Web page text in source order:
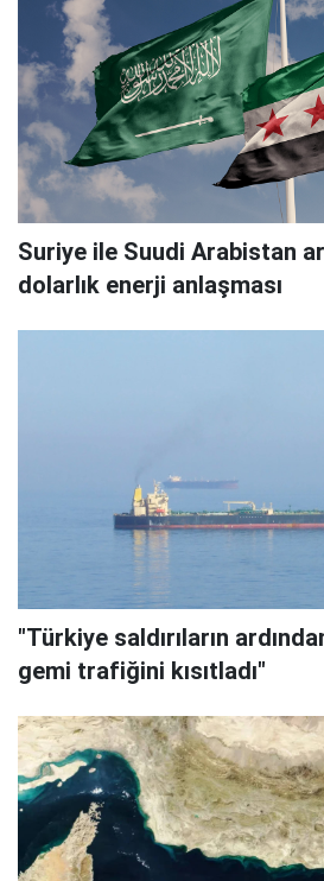
Suriye ile Suudi Arabistan
dolarlık enerji anlaşması
"Türkiye saldırıların
gemi trafiğini kısıtladı"